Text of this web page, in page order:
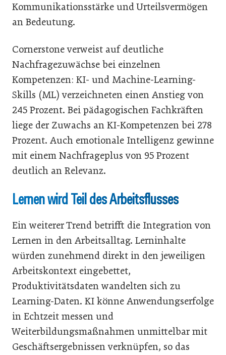
Kommunikationsstärke und Urteilsvermögen
an Bedeutung.
Cornerstone verweist auf deutliche
Nachfragezuwächse bei einzelnen
Kompetenzen: KI- und Machine-Learning-
Skills (ML) verzeichneten einen Anstieg von
245 Prozent. Bei pädagogischen Fachkräften
liege der Zuwachs an KI-Kompetenzen bei 278
Prozent. Auch emotionale Intelligenz gewinne
mit einem Nachfrageplus von 95 Prozent
deutlich an Relevanz.
Lernen wird Teil des Arbeitsflusses
Ein weiterer Trend betrifft die Integration von
Lernen in den Arbeitsalltag. Lerninhalte
würden zunehmend direkt in den jeweiligen
Arbeitskontext eingebettet,
Produktivitätsdaten wandelten sich zu
Learning-Daten. KI könne Anwendungserfolge
in Echtzeit messen und
Weiterbildungsmaßnahmen unmittelbar mit
Geschäftsergebnissen verknüpfen, so das